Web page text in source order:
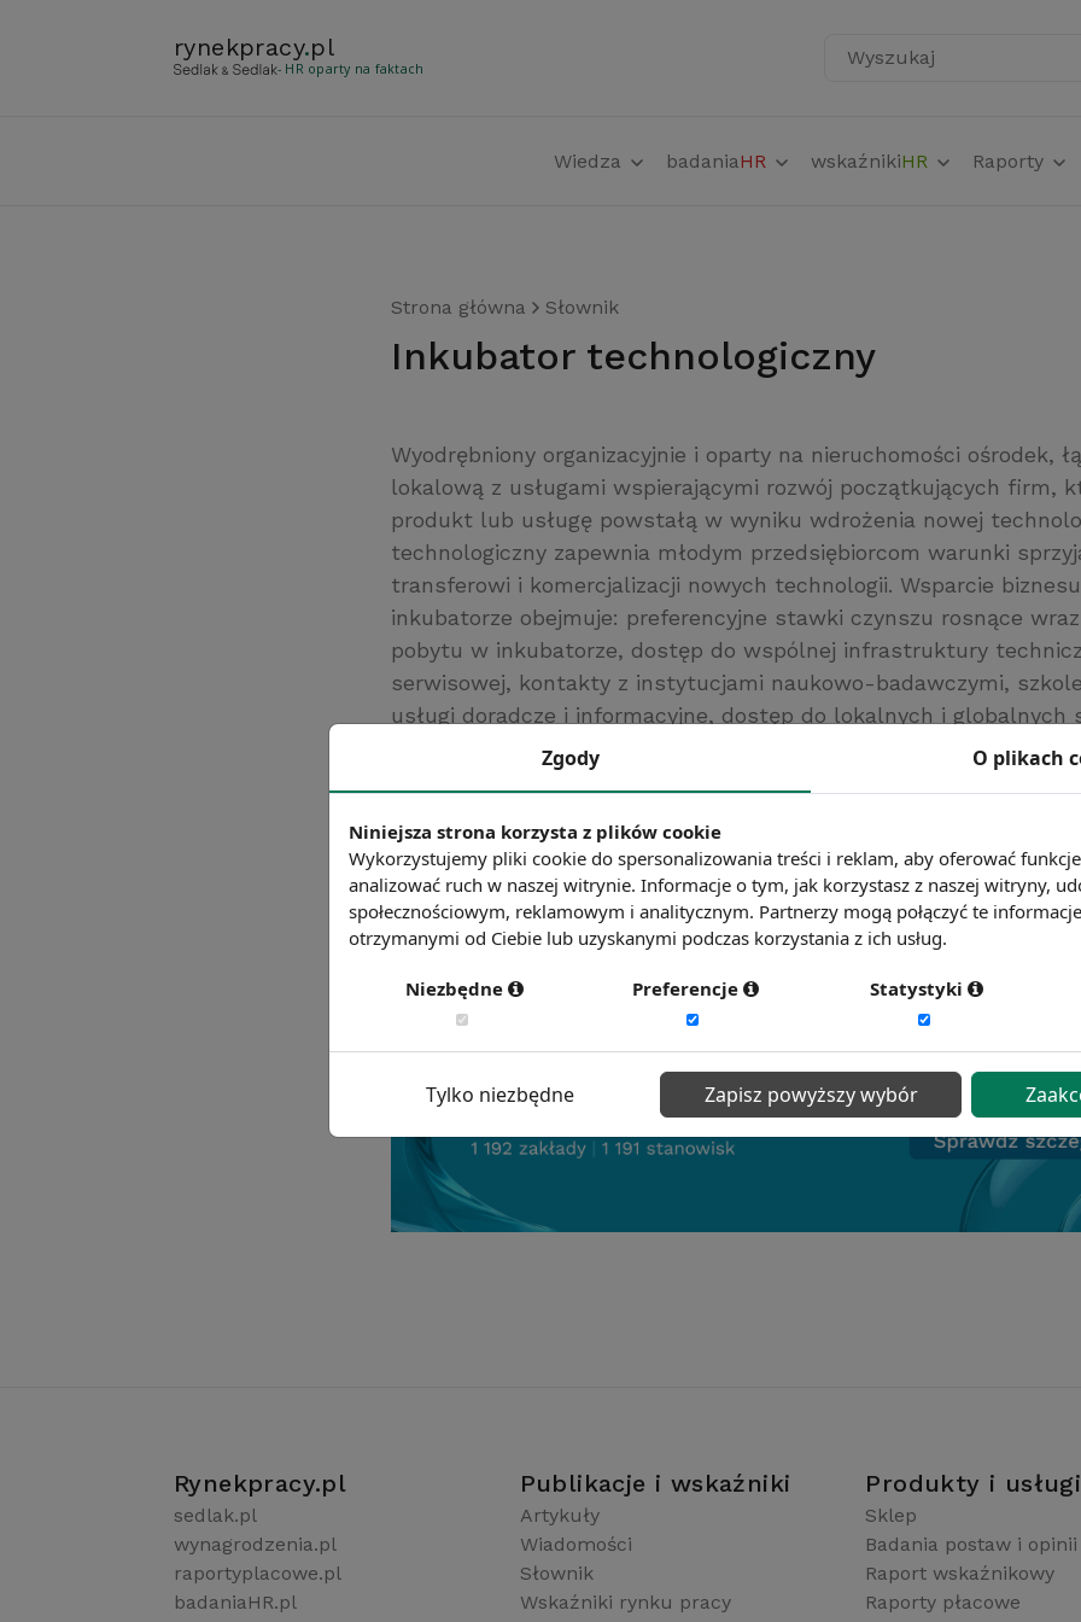
rynekpracy.pl
- HR oparty na faktach Wyszukaj
Wiedza badaniaHR wskaźnikiHR Raporty
Strona główna Słownik
inkubator technologiczny
Wyodrębniony organizacyjnie i oparty na nieruchomości ośrodek,
lokalową z usługami wspierającymi rozwój początkujących firm,
produkt lub usługę powstałą w wyniku wdrożenia nowej
technologiczny zapewnia młodym przedsiębiorcom warunki
transferowi i komercjalizacji nowych technologii. Wsparcie
inkubatorze obejmuje: preferencyjne stawki czynszu rosnące
pobytu w inkubatorze, dostęp do wspólnej infrastruktury
serwisowej, kontakty z instytucjami naukowo-badawczymi,
usługi doradcze i informacyjne, dostęp do lokalnych i globalnych
biznesowych. Głównym celem inkubatora technologicznego jest
do 5 lat.
Chcesz wiedzieć więcej?Zobacz więcej haseł
Rynekpracy.pl
sedlak.pl
wynagrodzenia.pl
raportyplacowe.pl
badaniaHR.pl
Publikacje i wskaźniki
Artykuły
Wiadomości
Słownik
Wskaźniki rynku pracy
Produkty i usługi
Sklep
Badania postaw i opinii
Raport wskaźnikowy
Raporty płacowe
Zgody O plikach
Niniejsza strona korzysta z plików cookie
Wykorzystujemy pliki cookie do spersonalizowania treści i reklam, aby oferować funkcje
analizować ruch w naszej witrynie. Informacje o tym, jak korzystasz z naszej witryny,
społecznościowym, reklamowym i analitycznym. Partnerzy mogą połączyć te
otrzymanymi od Ciebie lub uzyskanymi podczas korzystania z ich usług.
Niezbędne Preferencje Statystyki
Tylko niezbędne Zapisz powyższy wybór